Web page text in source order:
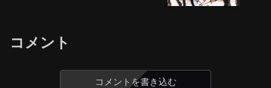
コメント
コメントを書き込む